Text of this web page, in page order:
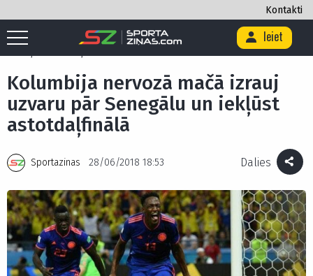
Kontakti
Ieiet
Sākums / Kolumbija nervozā mačā izrauj uzvaru pār Senegālu
Kolumbija nervozā mačā izrauj
uzvaru pār Senegālu un iekļūst
astotdaļfinālā
Sportazinas 28/06/2018 18:53 Dalies